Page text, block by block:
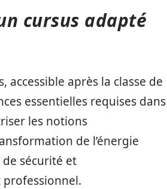
cursus adapté
accessible après la classe de
essentielles requises dans
les notions
de l’énergie
sécurité et